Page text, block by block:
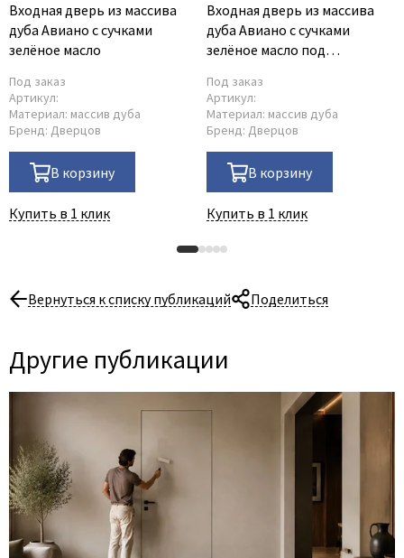
Входная дверь из массива
дуба Авиано с сучками
зелёное масло
Под заказ
Артикул:
Материал: массив дуба
Бренд: Дверцов
В корзину
Купить в 1 клик
Входная дверь из массива
дуба Авиано с сучками
зелёное масло под
Под заказ
Артикул:
Материал: массив дуба
Бренд: Дверцов
В корзину
Купить в 1 клик
Вернуться к списку публикаций Поделиться
Другие публикации